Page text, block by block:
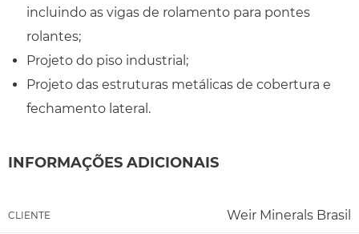
incluindo as vigas de rolamento para pontes
rolantes;
Projeto do piso industrial;
Projeto das estruturas metálicas de cobertura e
fechamento lateral.
INFORMAÇÕES ADICIONAIS
CLIENTE Weir Minerals Brasil